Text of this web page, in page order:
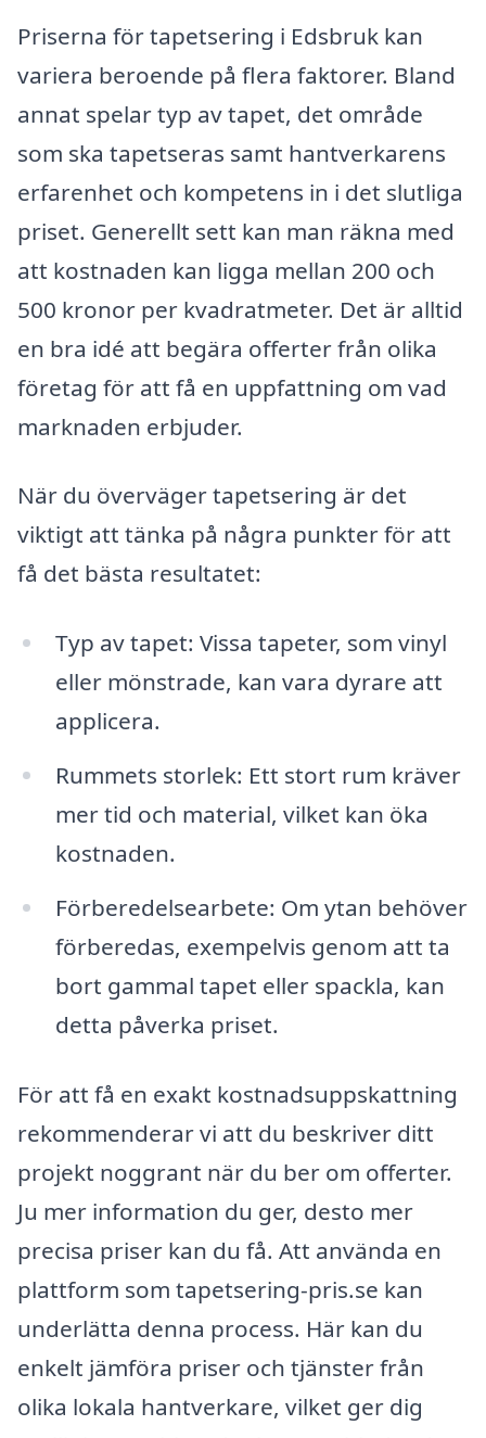
Priserna för tapetsering i Edsbruk kan
variera beroende på flera faktorer. Bland
annat spelar typ av tapet, det område
som ska tapetseras samt hantverkarens
erfarenhet och kompetens in i det slutliga
priset. Generellt sett kan man räkna med
att kostnaden kan ligga mellan 200 och
500 kronor per kvadratmeter. Det är alltid
en bra idé att begära offerter från olika
företag för att få en uppfattning om vad
marknaden erbjuder.
När du överväger tapetsering är det
viktigt att tänka på några punkter för att
få det bästa resultatet:
Typ av tapet: Vissa tapeter, som vinyl
eller mönstrade, kan vara dyrare att
applicera.
Rummets storlek: Ett stort rum kräver
mer tid och material, vilket kan öka
kostnaden.
Förberedelsearbete: Om ytan behöver
förberedas, exempelvis genom att ta
bort gammal tapet eller spackla, kan
detta påverka priset.
För att få en exakt kostnadsuppskattning
rekommenderar vi att du beskriver ditt
projekt noggrant när du ber om offerter.
Ju mer information du ger, desto mer
precisa priser kan du få. Att använda en
plattform som tapetsering-pris.se kan
underlätta denna process. Här kan du
enkelt jämföra priser och tjänster från
olika lokala hantverkare, vilket ger dig